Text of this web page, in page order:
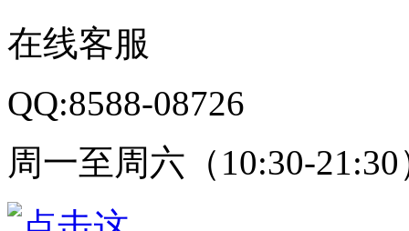
在线客服
QQ:8588-08726
周一至周六（10:30-21:30